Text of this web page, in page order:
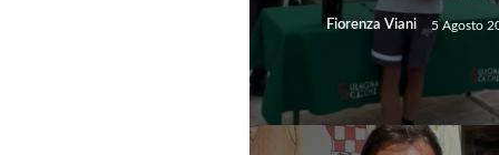
Fiorenza Viani 5 Agosto